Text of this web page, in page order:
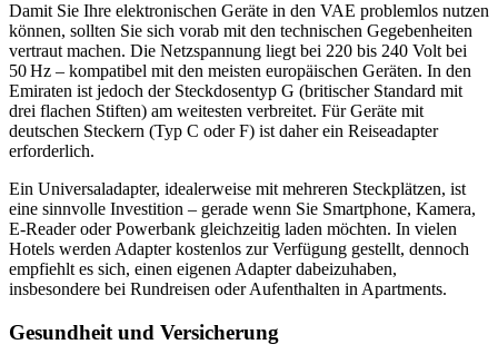
Damit Sie Ihre elektronischen Geräte in den VAE problemlos nutzen
können, sollten Sie sich vorab mit den technischen Gegebenheiten
vertraut machen. Die Netzspannung liegt bei 220 bis 240 Volt bei
50 Hz – kompatibel mit den meisten europäischen Geräten. In den
Emiraten ist jedoch der Steckdosentyp G (britischer Standard mit
drei flachen Stiften) am weitesten verbreitet. Für Geräte mit
deutschen Steckern (Typ C oder F) ist daher ein Reiseadapter
erforderlich.
Ein Universaladapter, idealerweise mit mehreren Steckplätzen, ist
eine sinnvolle Investition – gerade wenn Sie Smartphone, Kamera,
E-Reader oder Powerbank gleichzeitig laden möchten. In vielen
Hotels werden Adapter kostenlos zur Verfügung gestellt, dennoch
empfiehlt es sich, einen eigenen Adapter dabeizuhaben,
insbesondere bei Rundreisen oder Aufenthalten in Apartments.
Gesundheit und Versicherung